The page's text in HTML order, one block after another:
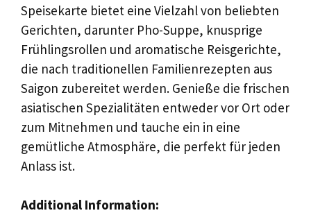
Speisekarte bietet eine Vielzahl von beliebten
Gerichten, darunter Pho-Suppe, knusprige
Frühlingsrollen und aromatische Reisgerichte,
die nach traditionellen Familienrezepten aus
Saigon zubereitet werden. Genieße die frischen
asiatischen Spezialitäten entweder vor Ort oder
zum Mitnehmen und tauche ein in eine
gemütliche Atmosphäre, die perfekt für jeden
Anlass ist.
Additional Information: